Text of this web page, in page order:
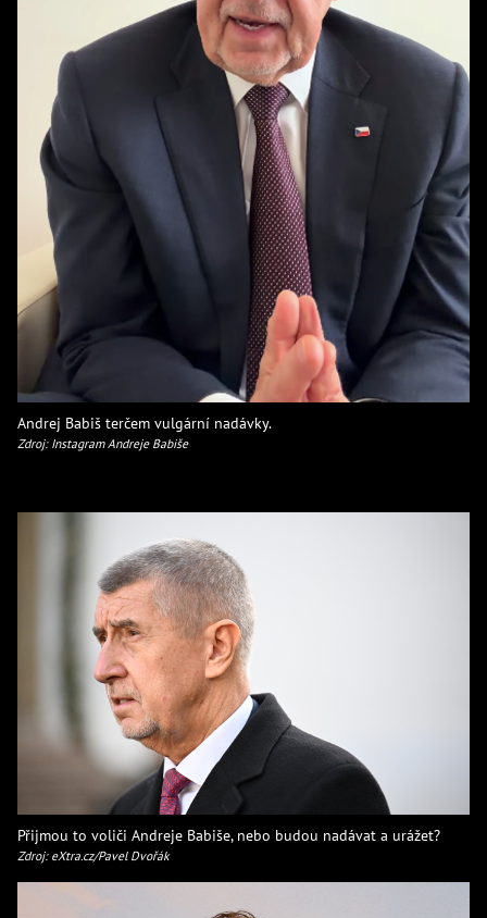
Andrej Babiš terčem vulgární nadávky.
Zdroj: Instagram Andreje Babiše
Přijmou to voliči Andreje Babiše, nebo budou nadávat a urážet?
Zdroj: eXtra.cz/Pavel Dvořák